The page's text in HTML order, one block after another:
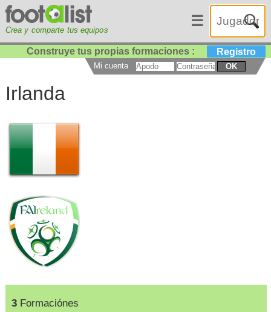
Crea y comparte tus equipos
☰
Construye tus propias formaciones : Registro
Mi cuenta OK
Irlanda
3Formaciónes